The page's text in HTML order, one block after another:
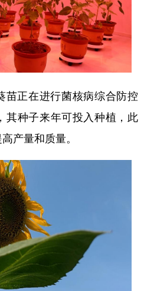
上海 江苏
福建 江西
湖北 湖南
云南 西藏
Français
日本語
正在进行菌核病综合防控
其种子来年可投入种植，此
产量和质量。